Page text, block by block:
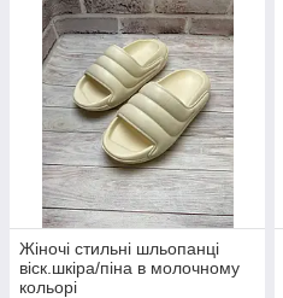
Жіночі стильні шльопанці
віск.шкіра/піна в молочному
кольорі